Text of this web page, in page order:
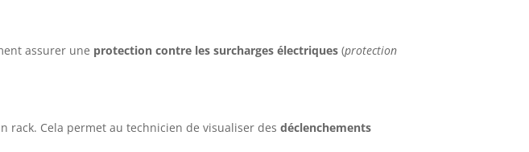
assurer une protection contre les surcharges électriques (protection
rack. Cela permet au technicien de visualiser desdéclenchements